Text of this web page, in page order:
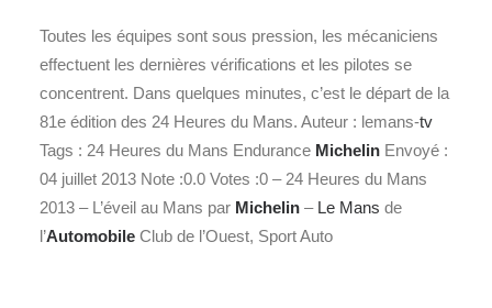
Toutes les équipes sont sous pression, les mécaniciens
effectuent les dernières vérifications et les pilotes se
concentrent. Dans quelques minutes, c’est le départ de la
81e édition des 24 Heures du Mans. Auteur : lemans-tv
Tags : 24 Heures du Mans Endurance Michelin Envoyé :
04 juillet 2013 Note :0.0 Votes :0 – 24 Heures du Mans
2013 – L’éveil au Mans par Michelin – Le Mans de
l’Automobile Club de l’Ouest, Sport Auto